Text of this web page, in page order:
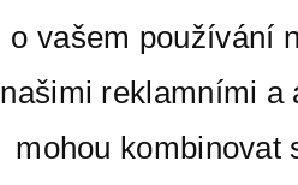
o vašem používání
našimi reklamními a
mohou kombinovat